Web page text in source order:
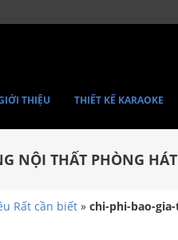
THIỆU THIẾT KẾ KARAOKE
NỘI THẤT PHÒNG
Rất cần biết » chi-phi-bao-